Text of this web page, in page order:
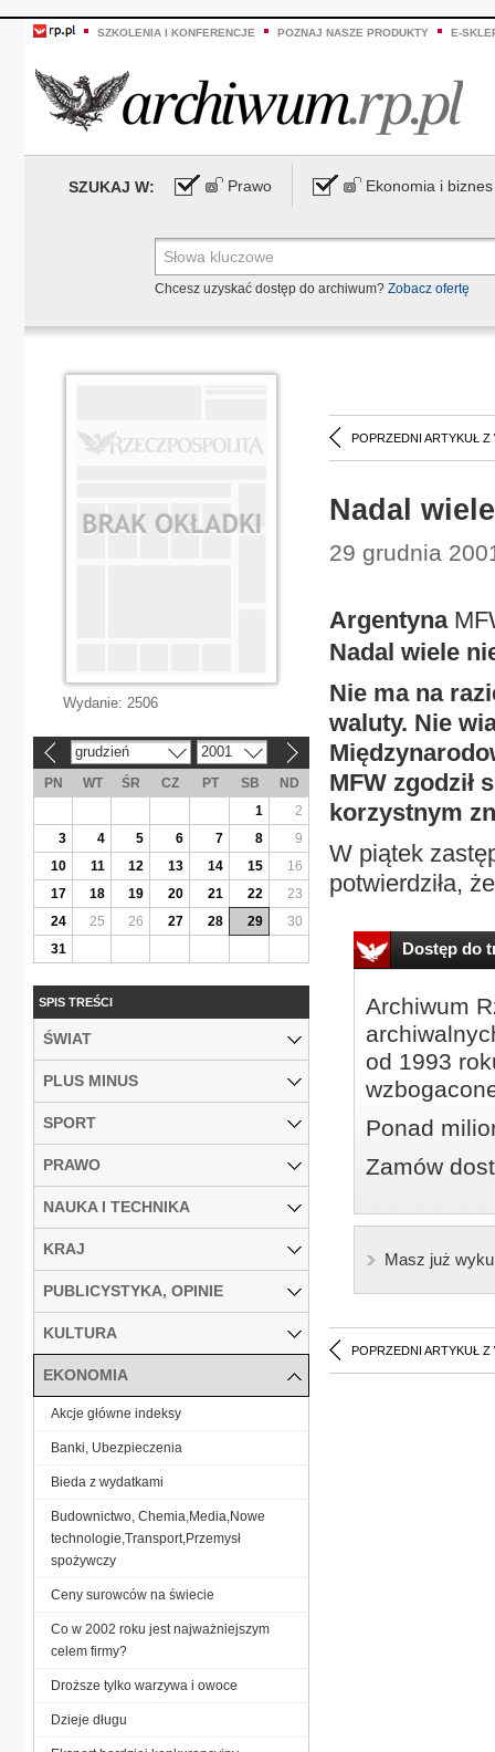
SZKOLENIA I KONFERENCJE POZNAJ NASZE PRODUKTY E-
SZUKAJ W: Prawo Ekonomia i biznes
Chcesz uzyskać dostęp do archiwum? Zobacz ofertę
POPRZEDNI ARTYKUŁ Z
Nadal
29 grudnia
Argentyna
Nadal wiele
Nie ma na
waluty. Nie
MFW zgodził
korzystnym
W piątek
potwierdziła,
Dostęp do
Archiwum
od 1993
Ponad
Zamów
Masz już
POPRZEDNI ARTYKUŁ Z
Wydanie: 2506
grudzień 2001
PN WT ŚR CZ PT SB
ND
1
2
3
4 5 6 7 8
9
10
11 12 13 14 15
16
17
18 19 20 21 22
23
24
25 26 27 28 29
30
31
SPIS TREŚCI
ŚWIAT
PLUS MINUS
SPORT
PRAWO
NAUKA I TECHNIKA
KRAJ
PUBLICYSTYKA, OPINIE
KULTURA
EKONOMIA
Akcje główne indeksy
Banki, Ubezpieczenia
Bieda z wydatkami
Budownictwo, Chemia,Media,Nowe
technologie,Transport,Przemysł
spożywczy
Ceny surowców na świecie
Co w 2002 roku jest najważniejszym
celem firmy?
Droższe tylko warzywa i owoce
Dzieje długu